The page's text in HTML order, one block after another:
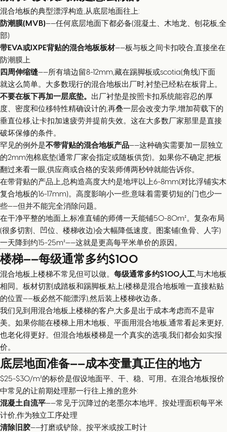
混合地板的典型漂浮构造,从底层地面往上:
防潮膜(MVB)——任何底层地面下都必备(混凝土、木地龙、刨花板,全
部)
带EVA或IXPE背贴的混合地板板材——板与板之间卡扣咬合,直接坐在
防潮膜上
四周伸缩缝——所有墙边留8-12mm,藏在踢脚板或scotia(角线)下面
就这么简单。大多数现行的混合地板出厂时,衬垫已经粘在板背上。
不要在板下再加一层底垫。 出厂衬垫是按照卡扣系统能容忍的厚
度、密度和位移特性精确设计的;再叠一层会改变力学,增加荷载下的
垂直位移,让卡扣加速疲劳并提前失效。这在大多数厂家那里是直接
破坏保修的条件。
罕见的例外是不带背贴的混合地板产品——这种确实需要加一层独立
的2mm泡棉底垫(通常厂家会指定或随板供货)。如果你不确定,把板
翻过来看一眼,供应商或合格的安装师傅两秒钟就能告诉你。
在带背贴的产品上,总构造高度大约是地坪以上6-8mm(对比浮铺实木
复合地板的16-17mm)。高度影响小一些,意味着需要切短的门也少一
些——但并不能完全消除问题。
在干净平整的地面上,标准直铺的师傅一天能铺50-80m²。复杂布局
(很多切割、凹位、楼梯收边)会大幅降低速度。图案铺(鱼骨、人字)
一天降到约15-25m²——这就是更高每平米单价的原因。
楼梯——每级通常多约$100
混合地板上楼梯不常见但可以做。 每级通常多约$100人工,与木地板
相同。板材切割成踏板和踢脚板,粘上(楼梯是混合地板唯一直接粘贴
的位置——板必然不能漂浮),然后装上楼梯收边条。
我们见到用混合地板上楼梯的客户,大多是出于成本考虑而不是审
美。如果你能在楼梯上用木地板、平面用混合地板,通常看起来更好,
也老化得更好。但混合地板楼梯是一个真实的选项,我们都会如实报
价。
底层地面准备——成本变量真正住的地方
$25-$30/m²的标价是假设地面平、干、稳、可用。在混合地板报价
中常见的让前期处理那一行往上推的意外:
混凝土自流平——常见于沉降过的老墨尔本地坪。按处理面积每平米
计价,作为独立工序处理
清除旧胶——打磨或铲除。按平米或按工时计